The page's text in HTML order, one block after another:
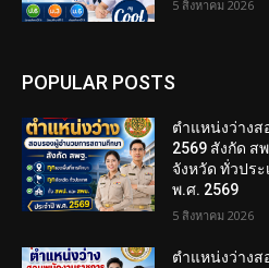
5 สิงหาคม 2026
POPULAR POSTS
ตำแหน่งว่างส
2569 สังกัด ส
จังหวัด ทั่วปร
พ.ศ. 2569
5 สิงหาคม 2026
ตำแหน่งว่างส